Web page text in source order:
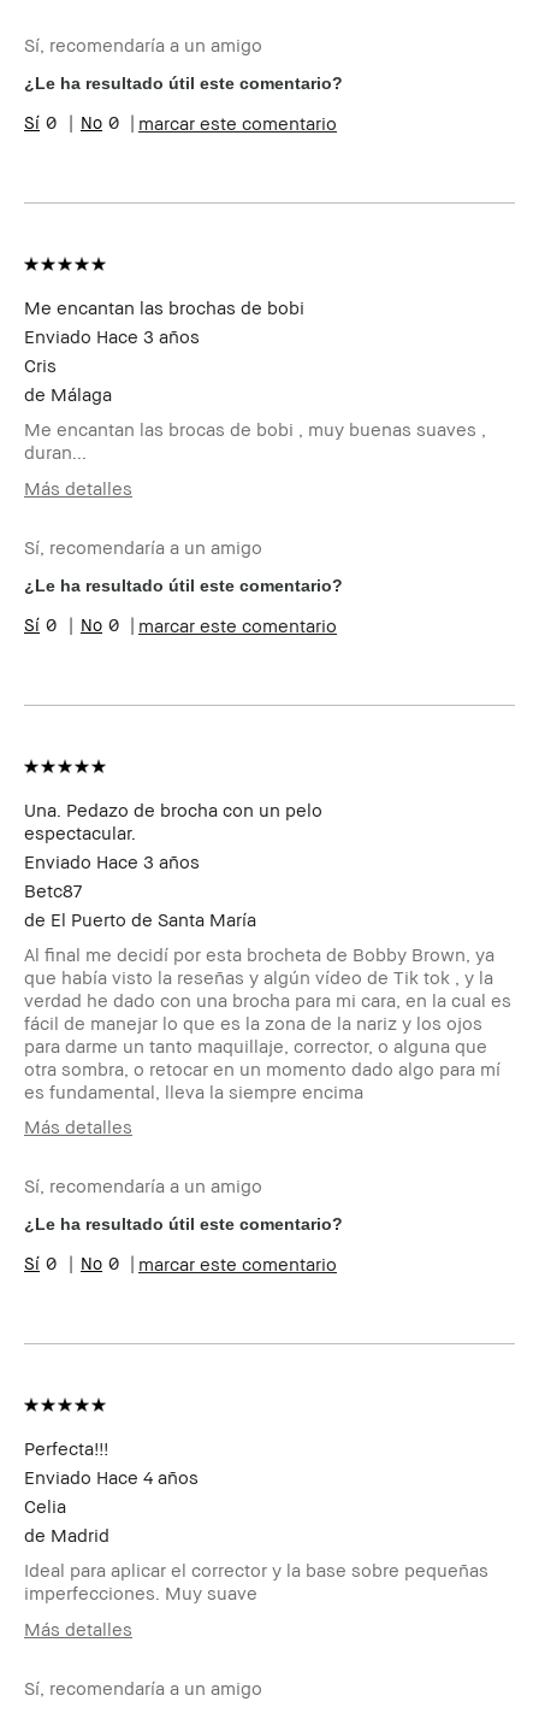
Tipo de piel
Grasa
Tono de piel
Claro - Medio
Preocupaciones
de la piel
Miembro del
Soy miembro del Bobbi Brown Club y
Sí, recomendaría a un amigo
¿Le ha resultado útil este comentario?
0 0 marcar este comentario
Me encantan las brochas de bobi
Enviado Hace 3 años
Cris
de Málaga
Me encantan las brocas de bobi , muy buenas suaves ,
duran...
Más detalles
Tipo de piel
Muy Seca
Tono de piel
Muy Claro - Claro
Preocupaciones
de la piel
Miembro del
Soy miembro del Bobbi Brown Club y
Sí, recomendaría a un amigo
¿Le ha resultado útil este comentario?
0 0 marcar este comentario
Una. Pedazo de brocha con un pelo
espectacular.
Enviado Hace 3 años
Betc87
de El Puerto de Santa María
Al final me decidí por esta brocheta de Bobby Brown, ya
que había visto la reseñas y algún vídeo de Tik tok , y la
verdad he dado con una brocha para mi cara, en la cual es
fácil de manejar lo que es la zona de la nariz y los ojos
para darme un tanto maquillaje, corrector, o alguna que
otra sombra, o retocar en un momento dado algo para mí
es fundamental, lleva la siempre encima
Más detalles
Tipo de piel
Grasa
Tono de piel
Claro - Medio
Preocupaciones
de la piel
Natural, Resultados Instantáneos
Club
Sí, recomendaría a un amigo
¿Le ha resultado útil este comentario?
0 0 marcar este comentario
Perfecta!!!
Enviado Hace 4 años
Celia
de Madrid
Ideal para aplicar el corrector y la base sobre pequeñas
imperfecciones. Muy suave
Más detalles
Tipo de piel
Grasa
Sí, recomendaría a un amigo